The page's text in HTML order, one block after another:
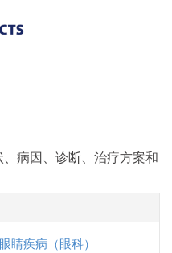
病因、诊断、治疗方案和
眼睛疾病（眼科）